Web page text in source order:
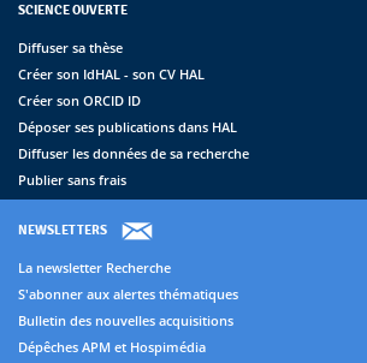
SCIENCE OUVERTE
Diffuser sa thèse
Créer son IdHAL - son CV HAL
Créer son ORCID ID
Déposer ses publications dans HAL
Diffuser les données de sa recherche
Publier sans frais
NEWSLETTERS
La newsletter Recherche
S'abonner aux alertes thématiques
Bulletin des nouvelles acquisitions
Dépêches APM et Hospimédia